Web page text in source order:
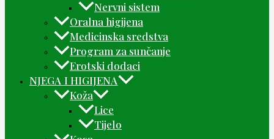
Nervni sistem
Oralna higijena
Medicinska sredstva
Program za sunčanje
Erotski dodaci
NJEGA I HIGIJENA
Koža
Lice
Tijelo